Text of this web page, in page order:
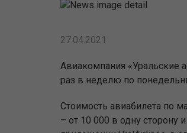
27.04.2021
Авиакомпания «Уральские
раз в неделю по
Стоимость авиабилета по
– от 10 000 в одну сторону